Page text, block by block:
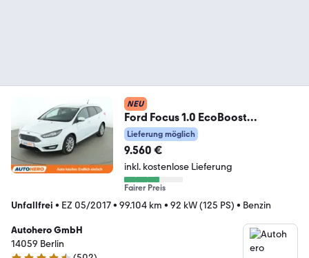
NEU
Ford Focus 1.0 EcoBoost
Titanium*NAVI*TEMPO*CAM*PD
C*
Lieferung möglich
9.560 €
inkl. kostenlose Lieferung
Fairer Preis
Unfallfrei • EZ 05/2017• 99.104 km • 92 kW (125 PS) • Benzin
Autohero GmbH
14059 Berlin